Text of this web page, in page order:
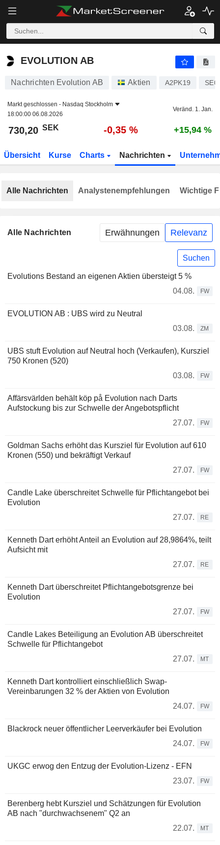
EVOLUTION AB
EVOLUTION AB
Nachrichten Evolution AB Aktien A2PK19
Markt geschlossen - Nasdaq Stockholm
18:00:00 06.08.2026
Veränd. 1. Jan.
730,20 SEK -0,35 % +15,94 %
Übersicht Kurse Charts Nachrichten
Alle Nachrichten Erwähnungen Relevanz
Suchen
Evolutions Bestand an eigenen Aktien übersteigt 5 %
04.08.
FW
EVOLUTION AB : UBS wird zu Neutral
03.08.
ZM
UBS stuft Evolution auf Neutral hoch (Verkaufen), Kursziel
750 Kronen (520)
03.08.
FW
Affärsvärlden behält köp på Evolution nach Darts
Aufstockung bis zur Schwelle der Angebotspflicht
27.07.
FW
Goldman Sachs erhöht das Kursziel für Evolution auf 610
Kronen (550) und bekräftigt Verkauf
27.07.
FW
Candle Lake überschreitet Schwelle für Pflichtangebot bei
Evolution
27.07.
RE
Kenneth Dart erhöht Anteil an Evolution auf 28,9864%, teilt
Aufsicht mit
27.07.
RE
Kenneth Dart überschreitet Pflichtangebotsgrenze bei
Evolution
27.07.
FW
Candle Lakes Beteiligung an Evolution AB überschreitet
Schwelle für Pflichtangebot
27.07.
MT
Kenneth Dart kontrolliert einschließlich Swap-
Vereinbarungen 32 % der Aktien von Evolution
24.07.
FW
Blackrock neuer öffentlicher Leerverkäufer bei Evolution
24.07.
FW
UKGC erwog den Entzug der Evolution-Lizenz - EFN
23.07.
FW
Berenberg hebt Kursziel und Schätzungen für Evolution
AB nach "durchwachsenem" Q2 an
22.07.
MT
Alle Nachrichten Analystenempfehlungen Wichtige